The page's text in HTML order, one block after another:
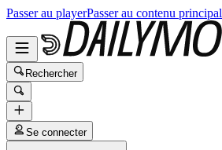
Passer au playerPasser au contenu principal
Rechercher
Se connecter